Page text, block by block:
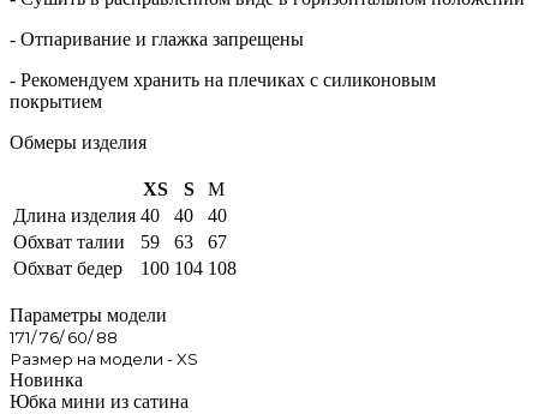
- Отпаривание и глажка запрещены
- Рекомендуем хранить на плечиках с силиконовым
покрытием
Обмеры изделия
XS S
M
Длина изделия 40 40
40
Обхват талии
59 63
67
Обхват бедер
100 104 108
Параметры модели
171/ 76/ 60/ 88
Размер на модели - XS
Новинка
Юбка мини из сатина